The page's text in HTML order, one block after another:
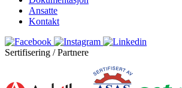
Ansatte
Kontakt
Sertifisering / Partnere